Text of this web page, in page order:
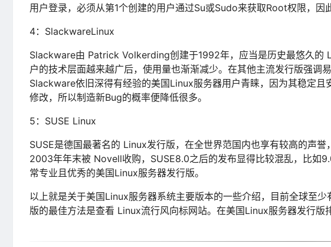
用户登录，必须从第1个创建的用户通过Su或Sudo来获取Root权限，因
4：SlackwareLinux
Slackware由 Patrick Volkerding创建于1992年，应当是历史最悠久的
户的技术层面越来越广后，使用量也渐渐减少。在其他主流发行版强
Slackware依旧深得有经验的美国Linux服务器用户青睐，因为其稳定
修改，所以制造新Bug的概率便降低很多。
5：SUSE Linux
SUSE是德国最著名的 Linux发行版，在全世界范国内也享有较高的声
2003年年末被 Novell收购，SUSE8.0之后的发布显得比较混乱，比如
常专业且优秀的美国Linux服务器发行版。
以上就是关于美国Linux服务器系统主要版本的一些介绍，目前全球至
版的最佳方法是查看 Linux流行风向标网站。在美国Linux服务器发行版